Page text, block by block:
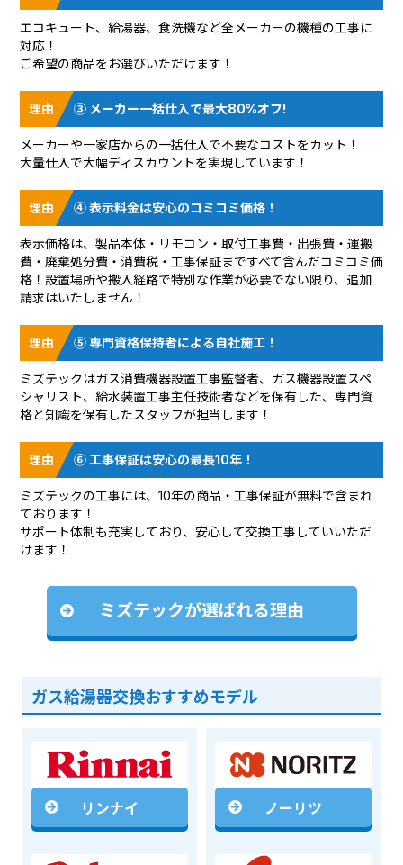
エコキュート、給湯器、食洗機など全メーカーの機種の工事に
対応！
ご希望の商品をお選びいただけます！
③ メーカー一括仕入で最大80%オフ!
メーカーや一家店からの一括仕入で不要なコストをカット！
大量仕入で大幅ディスカウントを実現しています！
④ 表示料金は安心のコミコミ価格！
表示価格は、製品本体・リモコン・取付工事費・出張費・運搬
費・廃棄処分費・消費税・工事保証まですべて含んだコミコミ価
格！設置場所や搬入経路で特別な作業が必要でない限り、追加
請求はいたしません！
⑤ 専門資格保持者による自社施工！
ミズテックはガス消費機器設置工事監督者、ガス機器設置スペ
シャリスト、給水装置工事主任技術者などを保有した、専門資
格と知識を保有したスタッフが担当します！
⑥ 工事保証は安心の最長10年！
ミズテックの工事には、10年の商品・工事保証が無料で含まれ
ております！
サポート体制も充実しており、安心して交換工事していいただ
けます！
ミズテックが選ばれる理由
ガス給湯器交換おすすめモデル
リンナイ ノーリツ